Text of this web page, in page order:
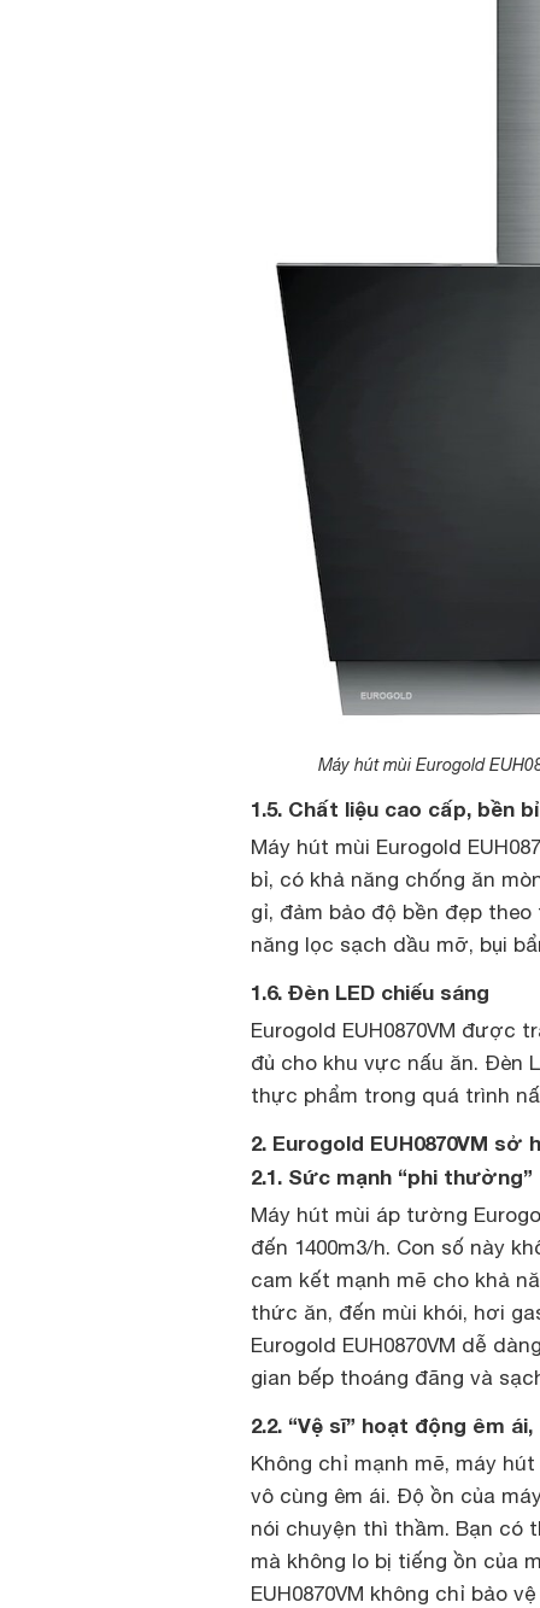
Máy hút mùi Eurogold
1.5. Chất liệu cao cấp, bền bỉ
Máy hút mùi Eurogold
bỉ, có khả năng chống ăn
gỉ, đảm bảo độ bền đẹp
năng lọc sạch dầu mỡ, bụi
1.6. Đèn LED chiếu sáng
Eurogold EUH0870VM được
đủ cho khu vực nấu ăn. Đèn
thực phẩm trong quá trình
2. Eurogold EUH0870VM
2.1. Sức mạnh “phi
Máy hút mùi áp tường
đến 1400m3/h. Con số này
cam kết mạnh mẽ cho khả
thức ăn, đến mùi khói, hơi
Eurogold EUH0870VM dễ
gian bếp thoáng đãng và
2.2. “Vệ sĩ” hoạt động êm
Không chỉ mạnh mẽ, máy
vô cùng êm ái. Độ ồn của
nói chuyện thì thầm. Bạn có
mà không lo bị tiếng ồn của
EUH0870VM không chỉ bảo